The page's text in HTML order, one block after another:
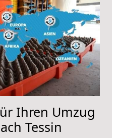
Ihren Umzug
Tessin